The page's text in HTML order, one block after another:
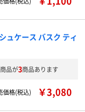
ュケース バスク ティ
品が3商品あります
価格(税込) ￥3,080